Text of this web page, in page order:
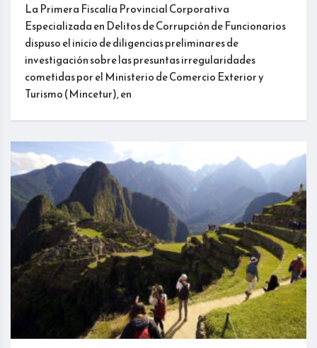
La Primera Fiscalía Provincial Corporativa
Especializada en Delitos de Corrupción de Funcionarios
dispuso el inicio de diligencias preliminares de
investigación sobre las presuntas irregularidades
cometidas por el Ministerio de Comercio Exterior y
Turismo (Mincetur), en